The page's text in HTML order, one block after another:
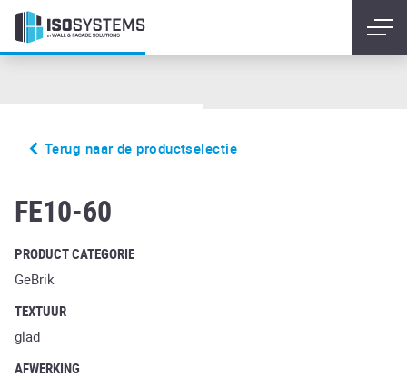
Terug naar de productselectie
FE10-60
PRODUCT CATEGORIE
GeBrik
TEXTUUR
glad
AFWERKING